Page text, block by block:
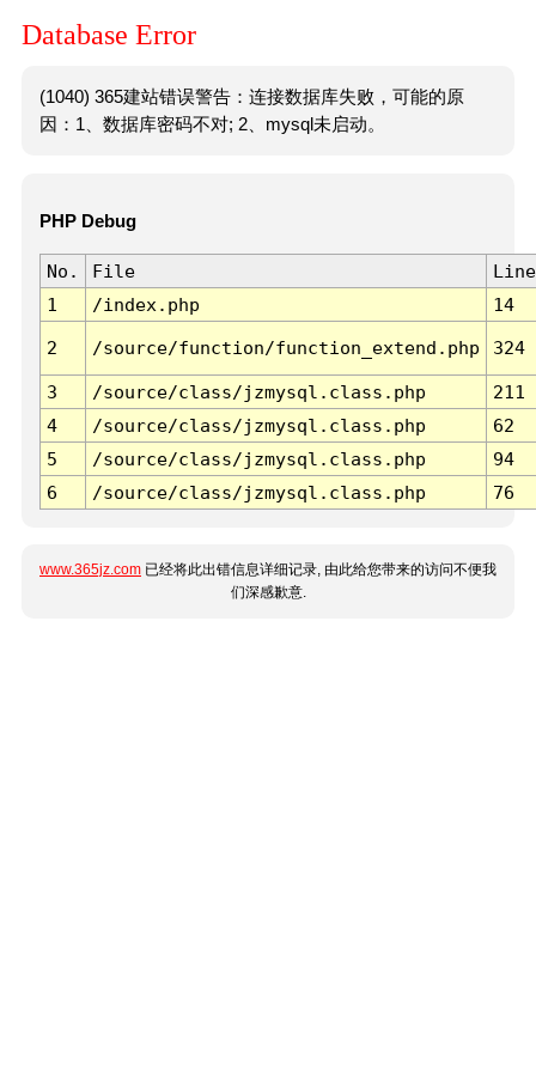
Database Error
(1040) 365建站错误警告：连接数据库失败，可能的原
因：1、数据库密码不对; 2、mysql未启动。
PHP Debug
No. File
Line
1
/index.php 14
2 /source/function/function_extend.php 324
3 /source/class/jzmysql.class.php
211
4
/source/class/jzmysql.class.php
62
5
/source/class/jzmysql.class.php
94
6
/source/class/jzmysql.class.php 76
www.365jz.com 已经将此出错信息详细记录, 由此给您带来的访问不便我
们深感歉意.